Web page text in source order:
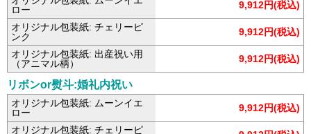
ロー
9,912円(税込)
オリジナル包装紙: チェリーピ
ンク
9,912円(税込)
オリジナル包装紙: 出産祝い用
（アニマル柄）
9,912円(税込)
リボンor熨斗:婚礼内祝い
オリジナル包装紙: ムーンイエ
ロー
9,912円(税込)
オリジナル包装紙: チェリーピ